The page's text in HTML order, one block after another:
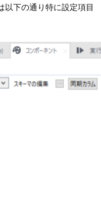
以下の通り特に設定項目